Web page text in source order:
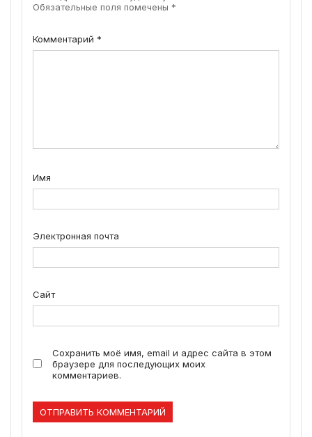
Обязательные поля помечены *
Комментарий *
Имя
Электронная почта
Сайт
Сохранить моё имя, email и адрес сайта в этом
браузере для последующих моих
комментариев.